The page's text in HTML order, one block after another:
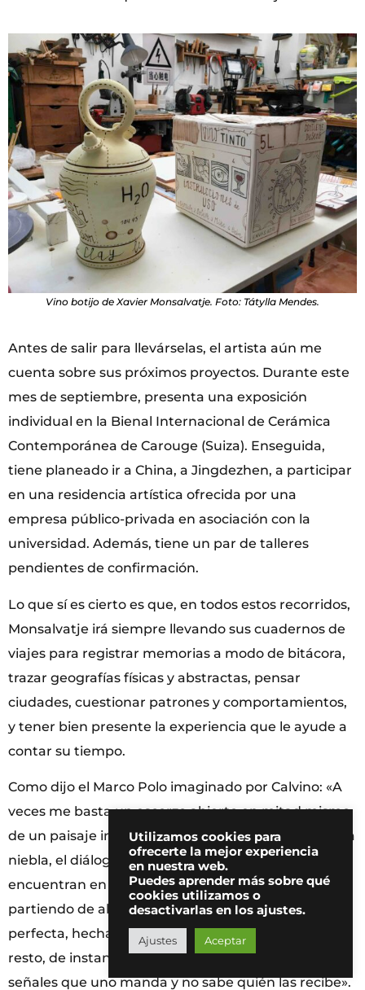
Vino botijo de Xavier Monsalvatje. Foto: Tátylla Mendes.
Antes de salir para llevárselas, el artista aún me
cuenta sobre sus próximos proyectos. Durante este
mes de septiembre, presenta una exposición
individual en la Bienal Internacional de Cerámica
Contemporánea de Carouge (Suiza). Enseguida,
tiene planeado ir a China, a Jingdezhen, a participar
en una residencia artística ofrecida por una
empresa público-privada en asociación con la
universidad. Además, tiene un par de talleres
pendientes de confirmación.
Lo que sí es cierto es que, en todos estos recorridos,
Monsalvatje irá siempre llevando sus cuadernos de
viajes para registrar memorias a modo de bitácora,
trazar geografías físicas y abstractas, pensar
ciudades, cuestionar patrones y comportamientos,
y tener bien presente la experiencia que le ayude a
contar su tiempo.
Como dijo el Marco Polo imaginado por Calvino: «A
veces me basta un escorzo abierto en mitad mismo
de un paisaje incongruente, un aflorar de luces en la
niebla, el diálogo de dos transeúntes que se
encuentran en medio del trajín, para pensar que
partiendo de allí juntaré pedazo a pedazo la ciudad
perfecta, hecha de fragmentos mezclados con el
resto, de instantes separados por intervalos, de
señales que uno manda y no sabe quién las recibe».
Utilizamos cookies para
ofrecerte la mejor experiencia
en nuestra web.
Puedes aprender más sobre qué
cookies utilizamos o
desactivarlas en los ajustes.
Ajustes Aceptar